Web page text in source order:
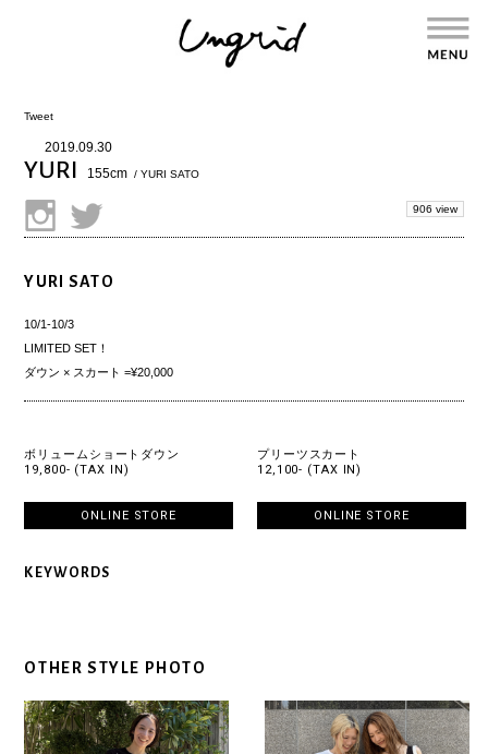
Tweet
2019.09.30
YURI 155cm / YURI SATO
906 view
YURI SATO
10/1-10/3
LIMITED SET！
ダウン × スカート =¥20,000
ボリュームショートダウン
19,800- (TAX IN)
ONLINE STORE
プリーツスカート
12,100- (TAX IN)
ONLINE STORE
KEYWORDS
OTHER STYLE PHOTO